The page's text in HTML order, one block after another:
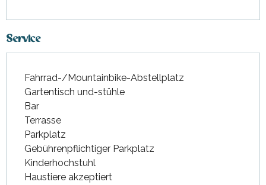
Service
Fahrrad-/Mountainbike-Abstellplatz
Gartentisch und-stühle
Bar
Terrasse
Parkplatz
Gebührenpflichtiger Parkplatz
Kinderhochstuhl
Haustiere akzeptiert